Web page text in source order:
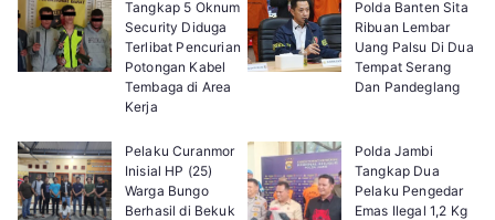
Tangkap 5 Oknum
Security Diduga
Terlibat Pencurian
Potongan Kabel
Tembaga di Area
Kerja
Polda Banten Sita
Ribuan Lembar
Uang Palsu Di Dua
Tempat Serang
Dan Pandeglang
Pelaku Curanmor
Inisial HP (25)
Warga Bungo
Berhasil di Bekuk
Polda Jambi
Tangkap Dua
Pelaku Pengedar
Emas Ilegal 1,2 Kg